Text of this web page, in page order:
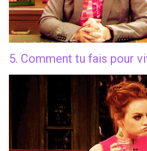
5. Comment tu fais pour